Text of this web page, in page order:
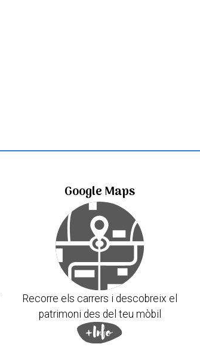
Google Maps
Recorre els carrers i descobreix el
patrimoni des del teu mòbil